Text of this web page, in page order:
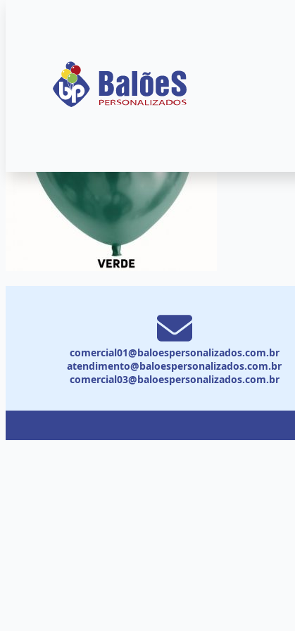
comercial01@baloespersonalizados.com.br
atendimento@baloespersonalizados.com.br
comercial03@baloespersonalizados.com.br